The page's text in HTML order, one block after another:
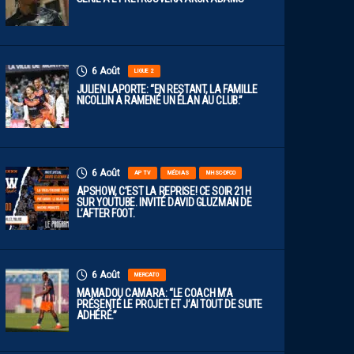
6 Août LIGUE 2
JULIEN LAPORTE: “EN RESTANT, LA FAMILLE
NICOLLIN A RAMENÉ UN ÉLAN AU CLUB.”
6 Août AP TV MÉDIAS MHSC-DFCO
APSHOW, C’EST LA REPRISE! CE SOIR 21H
SUR YOUTUBE. INVITÉ DAVID GLUZMAN DE
L’AFTER FOOT.
6 Août MERCATO
MAMADOU CAMARA: “LE COACH M’A
PRÉSENTÉ LE PROJET ET J’AI TOUT DE SUITE
ADHÉRÉ.”